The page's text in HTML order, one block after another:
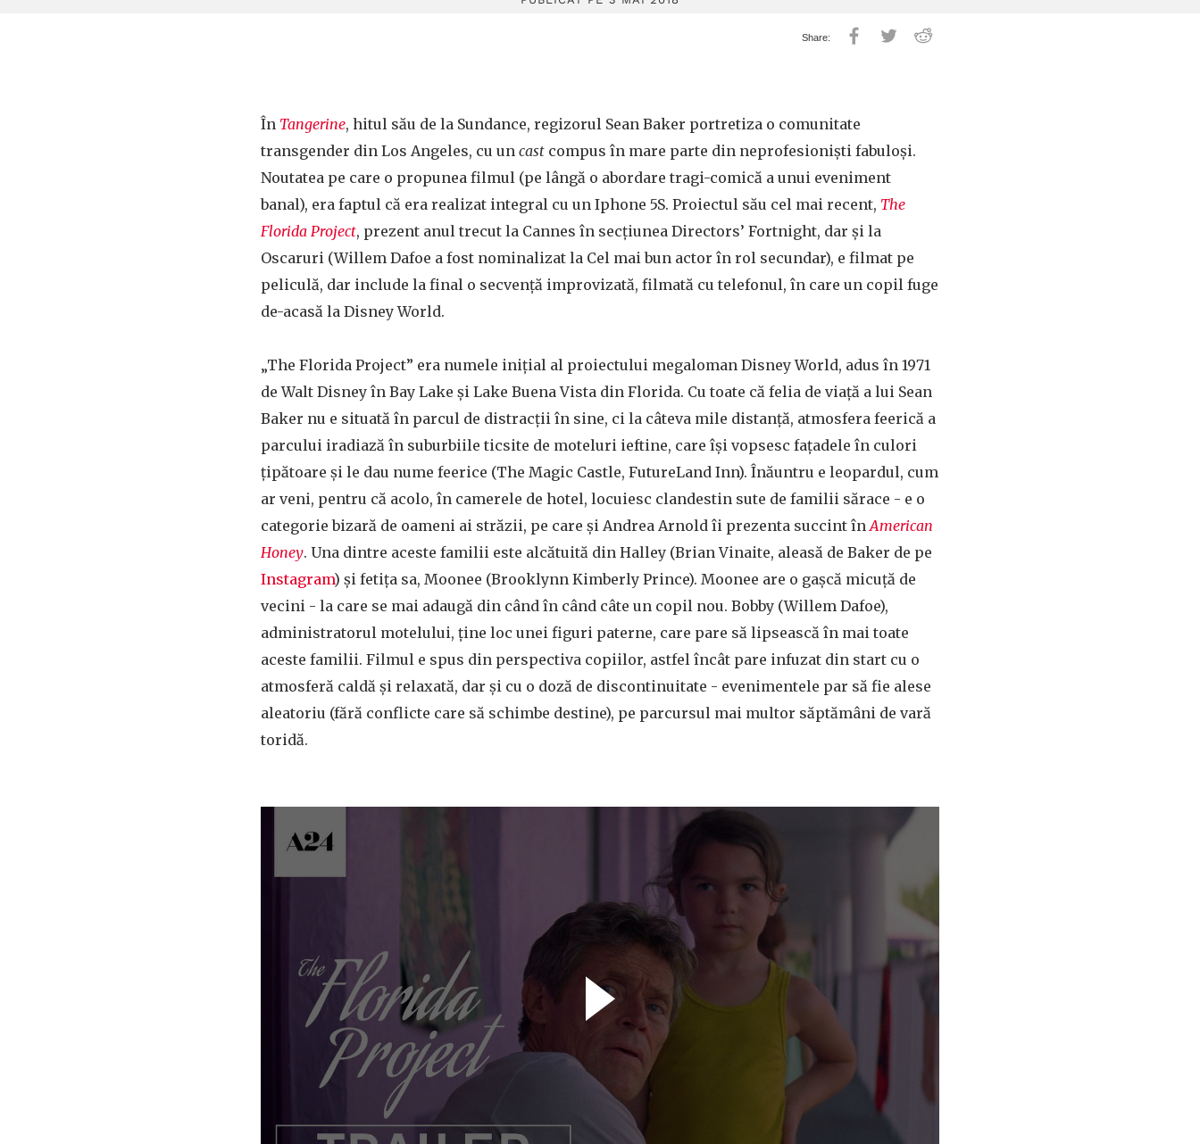
În Tangerine, hitul său de la Sundance, regizorul Sean Baker portretiza o comunitate
transgender din Los Angeles, cu un cast compus în mare parte din neprofesioniști fabuloși.
Noutatea pe care o propunea filmul (pe lângă o abordare tragi-comică a unui eveniment
banal), era faptul că era realizat integral cu un Iphone 5S. Proiectul său cel mai recent, The
Florida Project, prezent anul trecut la Cannes în secțiunea Directors’ Fortnight, dar și la
Oscaruri (Willem Dafoe a fost nominalizat la Cel mai bun actor în rol secundar), e filmat pe
peliculă, dar include la final o secvență improvizată, filmată cu telefonul, în care un copil fuge
de-acasă la Disney World.
„The Florida Project” era numele inițial al proiectului megaloman Disney World, adus în 1971
de Walt Disney în Bay Lake și Lake Buena Vista din Florida. Cu toate că felia de viață a lui Sean
Baker nu e situată în parcul de distracții în sine, ci la câteva mile distanță, atmosfera feerică a
parcului iradiază în suburbiile ticsite de moteluri ieftine, care își vopsesc fațadele în culori
țipătoare și le dau nume feerice (The Magic Castle, FutureLand Inn). Înăuntru e leopardul, cum
ar veni, pentru că acolo, în camerele de hotel, locuiesc clandestin sute de familii sărace - e o
categorie bizară de oameni ai străzii, pe care și Andrea Arnold îi prezenta succint înAmerican
Honey. Una dintre aceste familii este alcătuită din Halley (Brian Vinaite, aleasă de Baker de pe
Instagram) și fetița sa, Moonee (Brooklynn Kimberly Prince). Moonee are o gașcă micuță de
vecini - la care se mai adaugă din când în când câte un copil nou. Bobby (Willem Dafoe),
administratorul motelului, ține loc unei figuri paterne, care pare să lipsească în mai toate
aceste familii. Filmul e spus din perspectiva copiilor, astfel încât pare infuzat din start cu o
atmosferă caldă și relaxată, dar și cu o doză de discontinuitate - evenimentele par să fie alese
aleatoriu (fără conflicte care să schimbe destine), pe parcursul mai multor săptămâni de vară
toridă.